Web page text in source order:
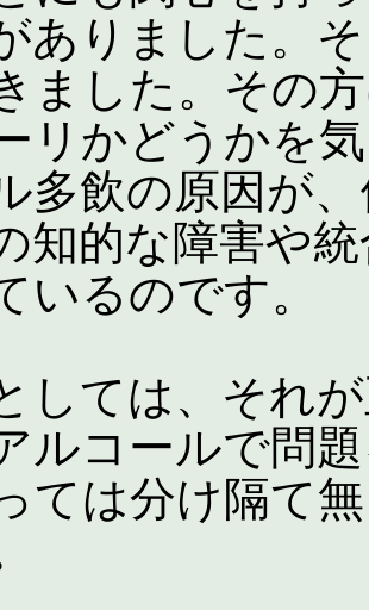
ありました。
ました。その
リかどうかを
多飲の原因が
知的な障害や
いるのです。
しては、それ
ルコールで問
ては分け隔て